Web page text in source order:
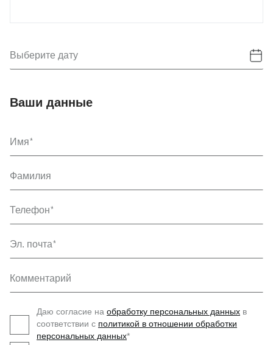
Выберите дату
Ваши данные
Имя
Фамилия
Телефон
Эл. почта
Комментарий
Даю согласие на обработку персональных данных в
соответствии с политикой в отношении обработки
персональных данных*